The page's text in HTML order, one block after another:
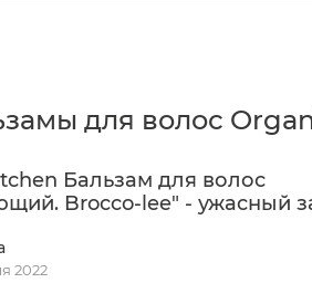
для волос
Бальзам для волос
Brocco-lee" - ужасный
2022